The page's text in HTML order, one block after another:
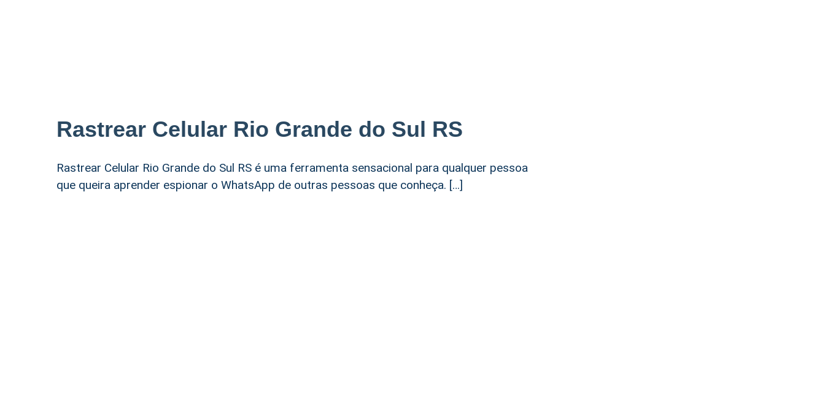
Rastrear Celular Rio Grande do Sul RS
Rastrear Celular Rio Grande do Sul RS é uma ferramenta sensacional para qualquer pessoa
que queira aprender espionar o WhatsApp de outras pessoas que conheça. […]